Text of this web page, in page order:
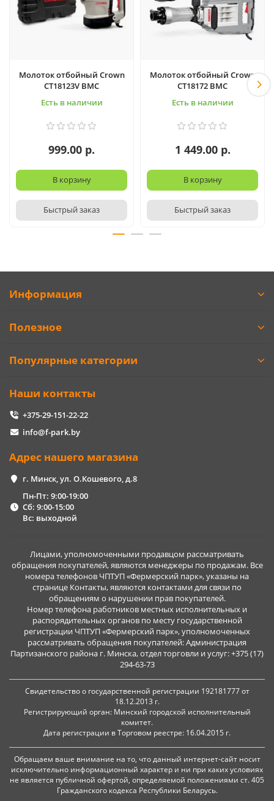
Молоток отбойный Crown
CT18123V BMC
Есть в наличии
999.00 р.
В корзину
Быстрый заказ
Молоток отбойный Crown
CT18172 BMC
Есть в наличии
1 449.00 р.
В корзину
Быстрый заказ
Информация
Полезное
Популярные категории
Наши контакты
+375-29-151-22-22
info@f-park.by
Адрес нашего магазина
г. Минск, ул. О.Кошевого, д.8
Пн-Пт: 9:00-19:00
Сб: 9:00-15:00
Вс: выходной
Лицами, уполномоченными продавцом рассматривать
обращения покупателей, являются менеджеры по продажам. Все
номера телефонов ЧПТУП «Фермерский парк», указаны на
странице Контакты, являются контактами для связи по
обращениям о нарушении прав покупателей.
Номер телефона работников местных исполнительных и
распорядительных органов по месту государственной
регистрации ЧПТУП «Фермерский парк», уполномоченных
рассматривать обращения покупателей: Администрация
Партизанского района г. Минска, отдел торговли и услуг: +375 (17)
294-63-73
Свидетельство о государственной регистрации 192181777 от
18.12.2013 г.
Регистрирующий орган: Минский городской исполнительный
комитет.
Дата регистрации в Торговом реестре: 16.04.2015 г.
Обращаем ваше внимание на то, что данный интернет-сайт носит
исключительно информационный характер и ни при каких условиях
не является публичной офертой, определяемой положениями ст. 405
Гражданского кодекса Республики Беларусь.